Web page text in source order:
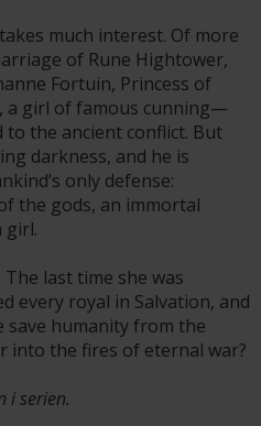
much interest. Of more
of Rune Hightower,
Fortuin, Princess of
a girl of famous cunning—
the ancient conflict. But
darkness, and he is
only defense:
the gods, an immortal
girl.
last time she was
every royal in Salvation, and
save humanity from the
into the fires of eternal war?
i serien.